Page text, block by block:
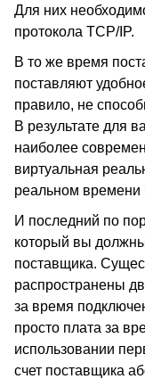
Для них
протокола TCP/IP.
В то же время
поставляют
правило, не
В результате для
наиболее
виртуальная
реальном времени
И последний по
который вы
поставщика.
распространены
за время
просто плата за
использовании
счет поставщика